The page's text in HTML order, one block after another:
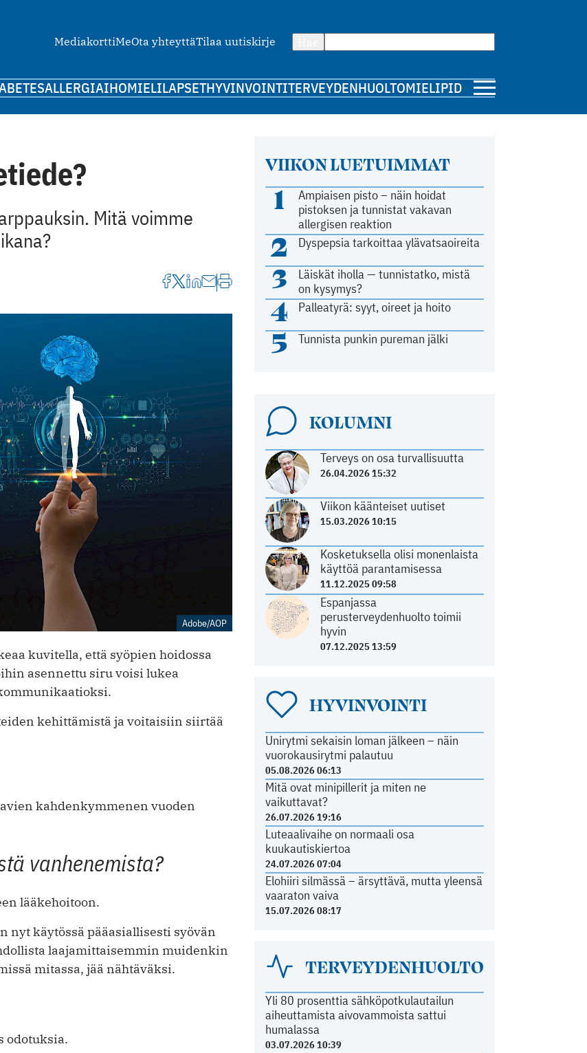
MediakorttiMeOta yhteyttäTilaa uutiskirje
ALLERGIAIHOMIELILAPSETHYVINVOINTITERVEYDENHUOLTOMIELIPIDE
VIIKON LUETUIMMAT
1
Ampiaisen pisto – näin hoidat
pistoksen ja tunnistat vakavan
allergisen reaktion
2 Dyspepsia tarkoittaa ylävatsaoireita
3
Läiskät iholla — tunnistatko, mistä
on kysymys?
4 Palleatyrä: syyt, oireet ja hoito
5 Tunnista punkin pureman jälki
KOLUMNI
Terveys on osa turvallisuutta
26.04.2026 15:32
Viikon käänteiset uutiset
15.03.2026 10:15
Kosketuksella olisi monenlaista
käyttöä parantamisessa
11.12.2025 09:58
Espanjassa
perusterveydenhuolto toimii
hyvin
07.12.2025 13:59
HYVINVOINTI
Unirytmi sekaisin loman jälkeen – näin
vuorokausirytmi palautuu
05.08.2026 06:13
Mitä ovat minipillerit ja miten ne
vaikuttavat?
26.07.2026 19:16
Luteaalivaihe on normaali osa
kuukautiskiertoa
24.07.2026 07:04
Elohiiri silmässä – ärsyttävä, mutta yleensä
vaaraton vaiva
15.07.2026 08:17
TERVEYDENHUOLTO
Yli 80 prosenttia sähköpotkulautailun
aiheuttamista aivovammoista sattui
humalassa
03.07.2026 10:39
Mitä voimme
Adobe/AOP
kuvitella, että syöpien hoidossa
asennettu siru voisi lukea
kehittämistä ja voitaisiin siirtää
kahdenkymmenen vuoden
vanhenemista?
lääkehoitoon.
nyt käytössä pääasiallisesti syövän
laajamittaisemmin muidenkin
mitassa, jää nähtäväksi.
odotuksia.